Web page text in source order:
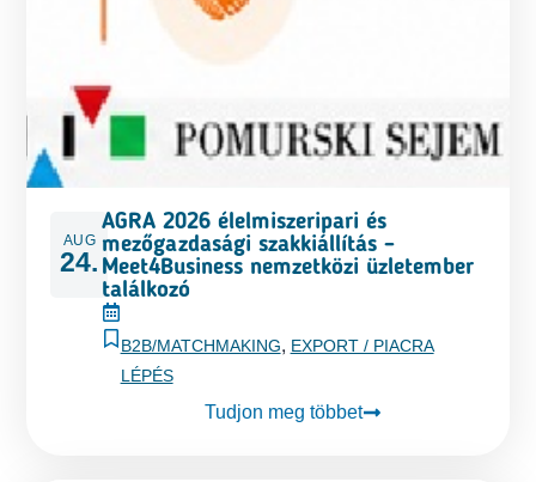
AUG
24.
AGRA 2026 élelmiszeripari és
mezőgazdasági szakkiállítás –
Meet4Business nemzetközi üzletember
találkozó
B2B/MATCHMAKING, EXPORT / PIACRA
LÉPÉS
Tudjon meg többet